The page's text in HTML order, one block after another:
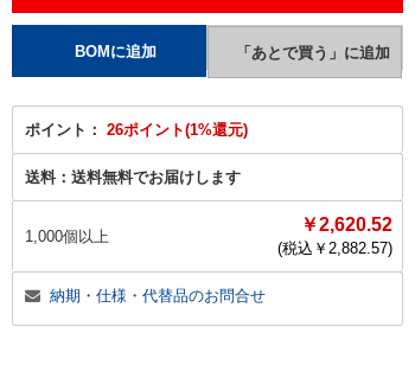
ポイント： 26ポイント(1%還元)
送料： 送料無料でお届けします
1,000個以上
￥2,620.52
(税込￥ 2,882.57)
納期・仕様・代替品のお問合せ